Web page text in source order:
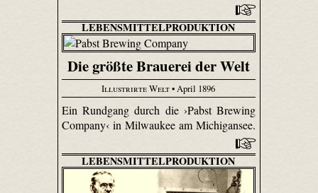
LEBENSMITTELPRODUKTION
Die größte Brauerei der Welt
Illustrirte Welt• April 1896
Ein Rundgang durch die ›Pabst Brewing
Company‹ in Milwaukee am Michigansee.
LEBENSMITTELPRODUKTION